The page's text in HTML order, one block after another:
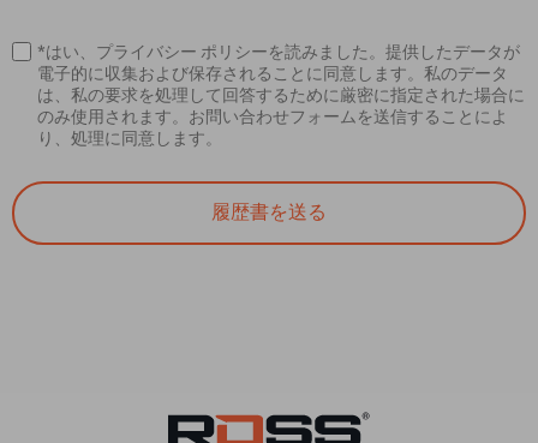
*はい、プライバシー ポリシーを読みました。提供したデータが
電子的に収集および保存されることに同意します。私のデータ
は、私の要求を処理して回答するために厳密に指定された場合に
のみ使用されます。お問い合わせフォームを送信することによ
り、処理に同意します。